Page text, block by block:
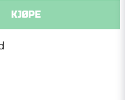
KJØPE